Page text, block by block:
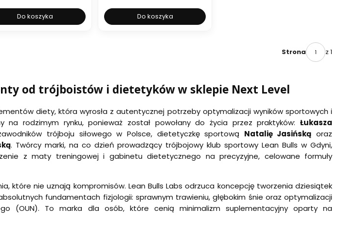
Do koszyka Do koszyka
Strona z 1
od trójboistów i dietetyków w sklepie Next Level
diety, która wyrosła z autentycznej potrzeby optymalizacji wyników sportowych i
na rodzimym rynku, ponieważ został powołany do życia przez praktyków: Łukasza
trójboju siłowego w Polsce, dietetyczkę sportową Natalię Jasińską oraz
. Twórcy marki, na co dzień prowadzący trójbojowy klub sportowy Lean Bulls w Gdyni,
z maty treningowej i gabinetu dietetycznego na precyzyjne, celowane formuły
które nie uznają kompromisów. Lean Bulls Labs odrzuca koncepcję tworzenia dziesiątek
fundamentach fizjologii: sprawnym trawieniu, głębokim śnie oraz optymalizacji
(OUN). To marka dla osób, które cenią minimalizm suplementacyjny oparty na